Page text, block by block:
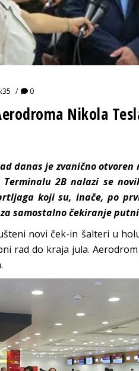
0
Nikola
danas je zvanično
2B nalazi se
koji su, inače, po
samostalno čekiranje
novi ček-in šalteri u
rad do kraja jula.